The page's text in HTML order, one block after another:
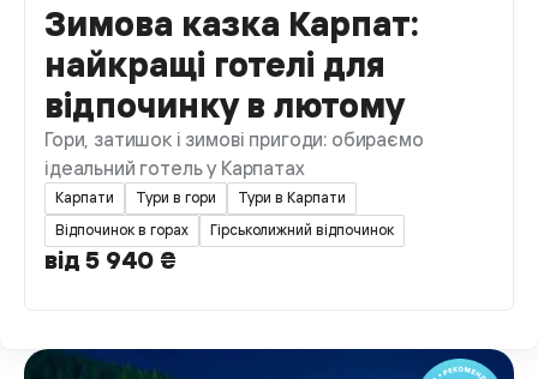
Зимова казка Карпат:
найкращі готелі для
відпочинку в лютому
Гори, затишок і зимові пригоди: обираємо
ідеальний готель у Карпатах
Карпати Тури в гори
Тури в Карпати
Відпочинок в горах
Гірськолижний відпочинок
від 5 940 ₴